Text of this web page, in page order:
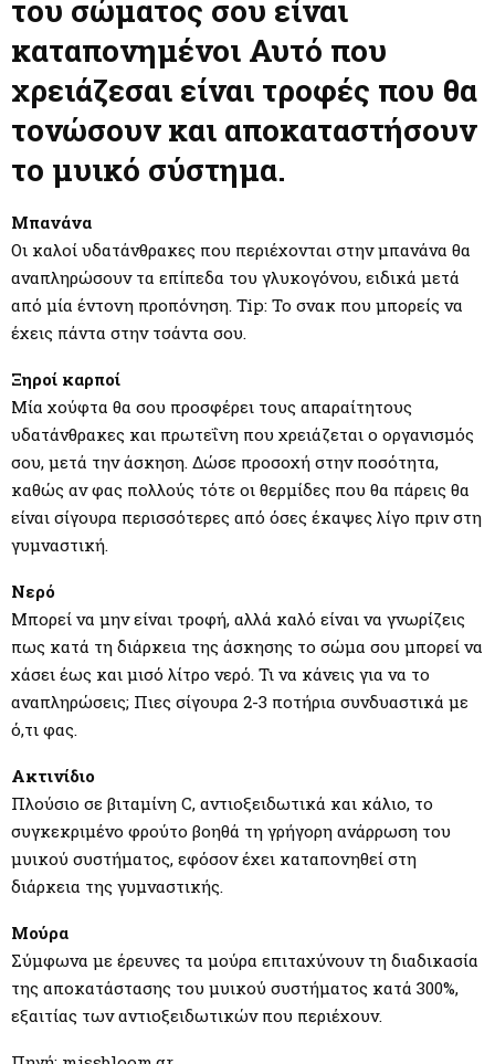
E
N
U
του σώματος σου είναι
καταπονημένοι Αυτό που
χρειάζεσαι είναι τροφές που θα
τονώσουν και αποκαταστήσουν
το μυικό σύστημα.
Μπανάνα
Οι καλοί υδατάνθρακες που περιέχονται στην μπανάνα θα
αναπληρώσουν τα επίπεδα του γλυκογόνου, ειδικά μετά
από μία έντονη προπόνηση. Tip: Το σνακ που μπορείς να
έχεις πάντα στην τσάντα σου.
Ξηροί καρποί
Μία χούφτα θα σου προσφέρει τους απαραίτητους
υδατάνθρακες και πρωτεΐνη που χρειάζεται ο οργανισμός
σου, μετά την άσκηση. Δώσε προσοχή στην ποσότητα,
καθώς αν φας πολλούς τότε οι θερμίδες που θα πάρεις θα
είναι σίγουρα περισσότερες από όσες έκαψες λίγο πριν στη
γυμναστική.
Νερό
Μπορεί να μην είναι τροφή, αλλά καλό είναι να γνωρίζεις
πως κατά τη διάρκεια της άσκησης το σώμα σου μπορεί να
χάσει έως και μισό λίτρο νερό. Τι να κάνεις για να το
αναπληρώσεις; Πιες σίγουρα 2-3 ποτήρια συνδυαστικά με
ό,τι φας.
Ακτινίδιο
Πλούσιο σε βιταμίνη C, αντιοξειδωτικά και κάλιο, το
συγκεκριμένο φρούτο βοηθά τη γρήγορη ανάρρωση του
μυικού συστήματος, εφόσον έχει καταπονηθεί στη
διάρκεια της γυμναστικής.
Μούρα
Σύμφωνα με έρευνες τα μούρα επιταχύνουν τη διαδικασία
της αποκατάστασης του μυικού συστήματος κατά 300%,
εξαιτίας των αντιοξειδωτικών που περιέχουν.